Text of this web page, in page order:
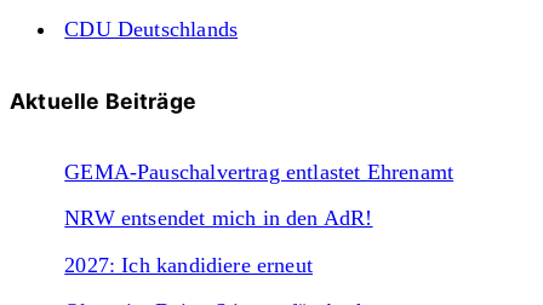
CDU Deutschlands
Aktuelle Beiträge
GEMA-Pauschalvertrag entlastet Ehrenamt
NRW entsendet mich in den AdR!
2027: Ich kandidiere erneut